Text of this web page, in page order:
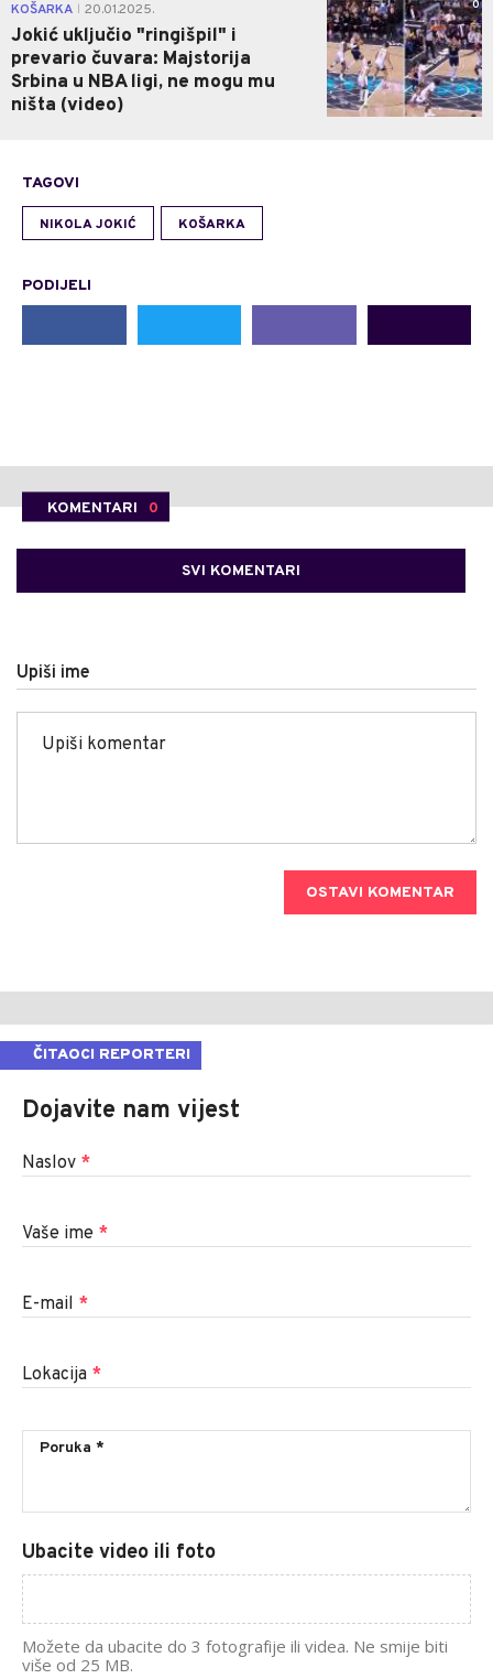
KOŠARKA 20.01.2025.
Jokić uključio "ringišpil" i
prevario čuvara: Majstorija
Srbina u NBA ligi, ne mogu mu
ništa (video)
0
TAGOVI
NIKOLA JOKIĆ KOŠARKA
PODIJELI
KOMENTARI 0
SVI KOMENTARI
Upiši ime
OSTAVI KOMENTAR
ČITAOCI REPORTERI
Dojavite nam vijest
Naslov *
Vaše ime *
E-mail *
Lokacija *
Ubacite video ili foto
Možete da ubacite do 3 fotografije ili videa. Ne smije biti
više od 25 MB.